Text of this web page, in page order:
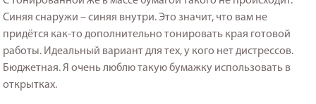
Синяя снаружи – синяя внутри. Это значит, что вам не
придётся как-то дополнительно тонировать края готовой
работы. Идеальный вариант для тех, у кого нет дистрессов.
Бюджетная. Я очень люблю такую бумажку использовать в
открытках.